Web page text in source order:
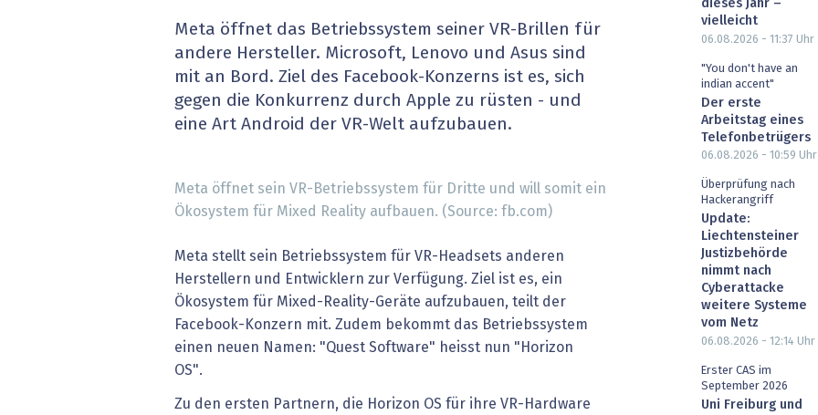
» alle News Gesundheit wird digital
Blockchain
EU-DSGVO
Digital Banking
IT for Health
Artificial Intelligence
Finance 2030
Fintech & Insurtech
Professional AV & Digital Signage
Meta öffnet das Betriebssystem seiner VR-Brillen für
andere Hersteller. Microsoft, Lenovo und Asus sind
mit an Bord. Ziel des Facebook-Konzerns ist es, sich
gegen die Konkurrenz durch Apple zu rüsten - und
eine Art Android der VR-Welt aufzubauen.
Meta öffnet sein VR-Betriebssystem für Dritte und will somit ein
Ökosystem für Mixed Reality aufbauen. (Source: fb.com)
Meta stellt sein Betriebssystem für VR-Headsets anderen
Herstellern und Entwicklern zur Verfügung. Ziel ist es, ein
Ökosystem für Mixed-Reality-Geräte aufzubauen, teilt der
Facebook-Konzern mit. Zudem bekommt das Betriebssystem
einen neuen Namen: "Quest Software" heisst nun "Horizon
OS".
Zu den ersten Partnern, die Horizon OS für ihre VR-Hardware
dieses Jahr –
vielleicht
06.08.2026 - 11:37 Uhr
"You don't have an
indian accent"
Der erste
Arbeitstag eines
Telefonbetrügers
06.08.2026 - 10:59 Uhr
Überprüfung nach
Hackerangriff
Update:
Liechtensteiner
Justizbehörde
nimmt nach
Cyberattacke
weitere Systeme
vom Netz
06.08.2026 - 12:14 Uhr
Erster CAS im
September 2026
Uni Freiburg und